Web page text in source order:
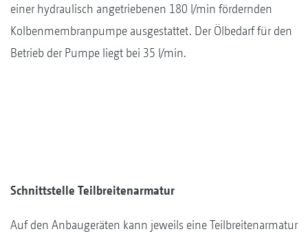
einer hydraulisch angetriebenen 180 l/min fördernden
Kolbenmembranpumpe ausgestattet. Der Ölbedarf für den
Betrieb der Pumpe liegt bei 35 l/min.
Schnittstelle Teilbreitenarmatur
Auf den Anbaugeräten kann jeweils eine Teilbreitenarmatur